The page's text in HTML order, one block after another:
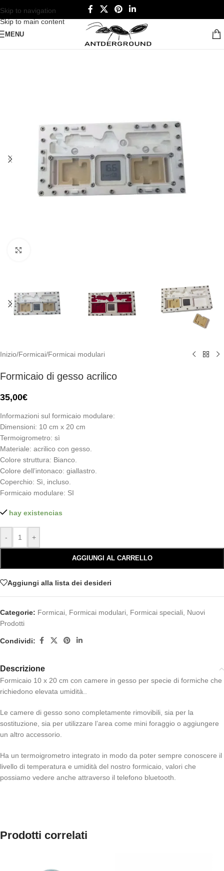
Skip to navigation
Skip to main content
MENU
Inizio/Formicai/Formicai modulari
Formicaio di gesso acrilico
35,00€
Informazioni sul formicaio modulare:
Dimensioni: 10 cm x 20 cm
Termoigrometro: sì
Materiale: acrilico con gesso.
Colore struttura: Bianco.
Colore dell’intonaco: giallastro.
Coperchio: Sì, incluso.
Formicaio modulare: SI
hay existencias
- +
AGGIUNGI AL CARRELLO
Aggiungi alla lista dei desideri
Categorie: Formicai, Formicai modulari, Formicai speciali, Nuovi
Prodotti
Condividi:
Descrizione
Formicaio 10 x 20 cm con camere in gesso per specie di formiche che
richiedono elevata umidità..
Le camere di gesso sono completamente rimovibili, sia per la
sostituzione, sia per utilizzare l’area come mini foraggio o aggiungere
un altro accessorio.
Ha un termoigrometro integrato in modo da poter sempre conoscere il
livello di temperatura e umidità del nostro formicaio, valori che
possiamo vedere anche attraverso il telefono bluetooth.
Prodotti correlati